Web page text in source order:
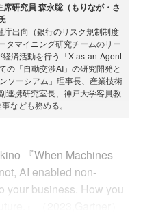
研究員 森永聡（もりなが・さ
出向（銀行のリスク規制制度
タマイニング研究チームのリー
済活動を行う「X-as-an-Agent
の「自動交渉AI」の研究開発と
ソーシアム」理事長、産業技術
連携研究室長、神戸大学客員教
なども務める。
『When Machines
AI enabled non-
your business. How you